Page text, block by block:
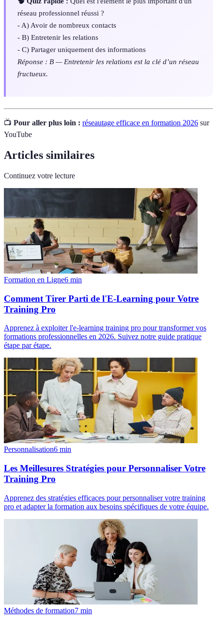
réseau professionnel réussi ?
- A) Avoir de nombreux contacts
- B) Entretenir les relations
- C) Partager uniquement des informations
Réponse : B — Entretenir les relations est la clé d’un réseau
fructueux.
📺 Pour aller plus loin : réseautage efficace en formation 2026 sur
YouTube
Articles similaires
Continuez votre lecture
Formation en Ligne6 min
Comment Tirer Parti de l'E-Learning pour Votre
Training Pro
Apprenez à exploiter l'e-learning training pro pour transformer vos
formations professionnelles en 2026. Suivez notre guide pratique
étape par étape.
Personnalisation6 min
Les Meillesures Stratégies pour Personnaliser Votre
Training Pro
Apprenez des stratégies efficaces pour personnaliser votre training
pro et adapter la formation aux besoins spécifiques de votre équipe.
Méthodes de formation7 min